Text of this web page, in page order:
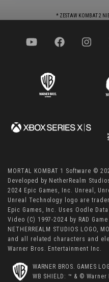
* ZESTAW KOMBAT 2
MORTAL KOMBAT 1 Software ©
Developed by NetherRealm
2024 Epic Games, Inc. Unreal,
Unreal Technology logo are
Epic Games, Inc. Uses Oodle
Video (C) 1997-2024 by RAD
NETHERREALM STUDIOS LOGO,
and all related characters and
Warner Bros. Entertainment Inc.
WARNER BROS. GAMES
WB SHIELD: ™ & ©